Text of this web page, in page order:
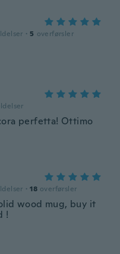
· 5 overførsler
perfetta! Ottimo
· 18 overførsler
wood mug, buy it
!